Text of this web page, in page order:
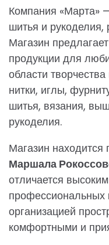
Компания «Марта»
шитья и
Магазин
продукции для
области
нитки, иглы,
шитья, вязания,
рукоделия.
Магазин находится
Маршала
отличается
профессиональных
организацией
комфортными и